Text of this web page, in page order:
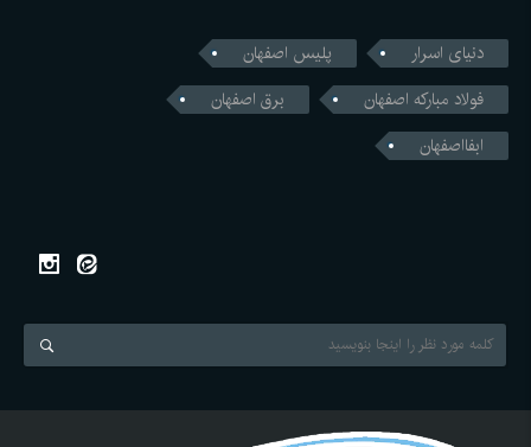
دنیای اسرار
پلیس اصفهان
فولاد مبارکه اصفهان
برق اصفهان
ابفااصفهان